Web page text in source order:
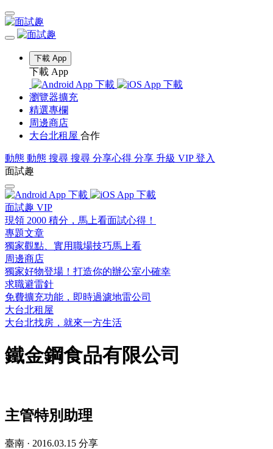
下載 App
下載 App
瀏覽器擴充
精選專欄
周邊商店
大台北租屋 合作
動態 動態 搜尋 搜尋 分享心得 分享 升級 VIP 登入
面試趣
面試趣 VIP
現領 2000 積分，馬上看面試心得！
專題文章
獨家觀點、實用職場技巧馬上看
周邊商店
獨家好物登場！打造你的辦公室小確幸
求職避雷針
免費擴充功能，即時過濾地雷公司
大台北租屋
大台北找房，就來一方生活
鐵金鋼食品有限公司
主管特別助理
臺南 · 2016.03.15 分享